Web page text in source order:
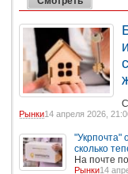
Рынки14 апреля 2026,
"Укрпочта"
сколько
На почте
Рынки14